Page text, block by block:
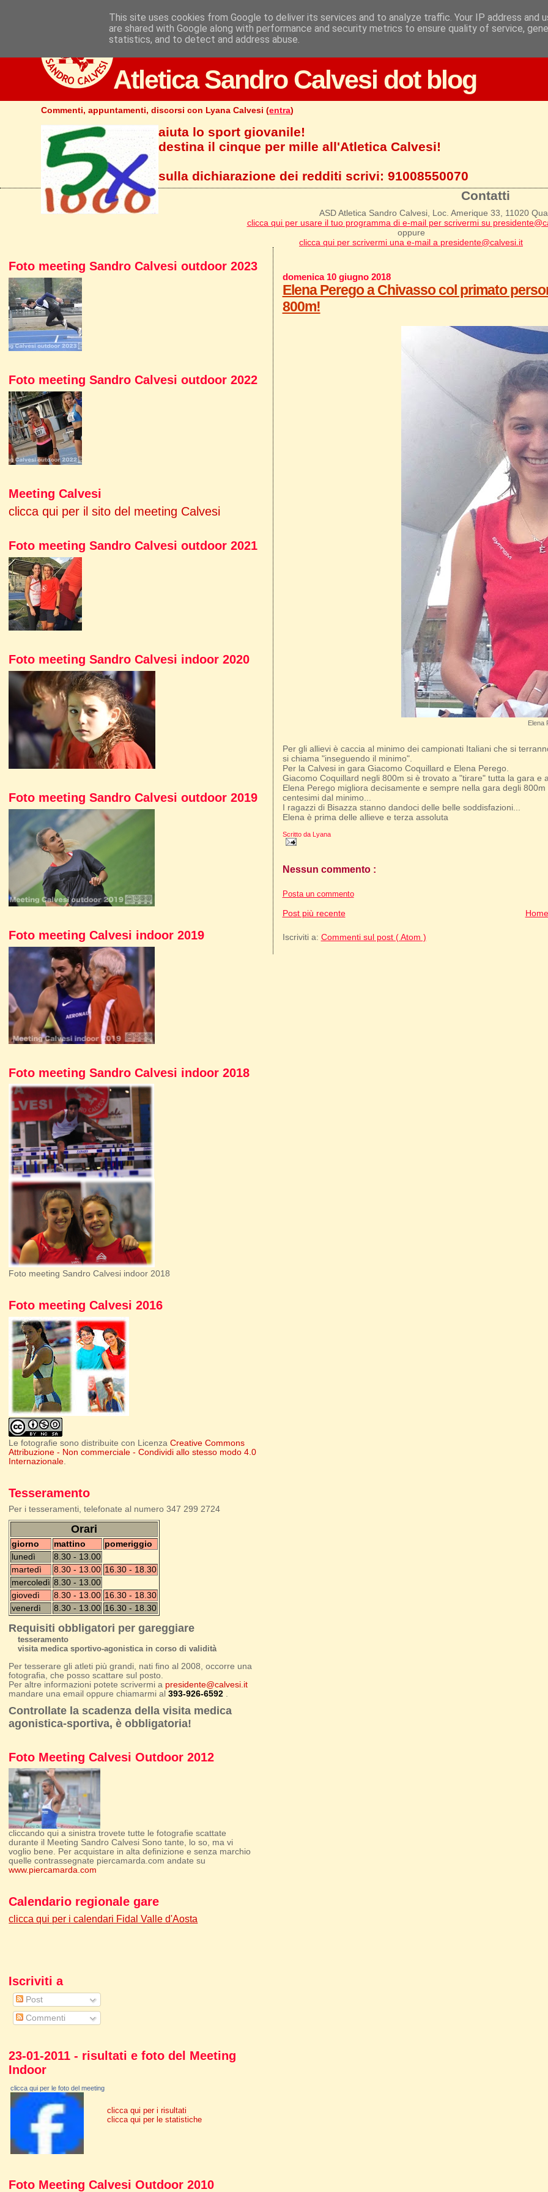
Atletica Sandro Calvesi dot blog
Commenti, appuntamenti, discorsi con Lyana Calvesi (entra)
aiuta lo sport giovanile!
destina il cinque per mille all'Atletica Calvesi!
sulla dichiarazione dei redditi scrivi:91008550070
Contatti
ASD Atletica Sandro Calvesi, Loc. Amerique 33, 11020
clicca qui per usare il tuo programma di e-mail per scrivermi su
oppure
clicca qui per scrivermi una e-mail a presidente@calvesi.it
domenica 10 giugno 2018
Elena Perego a Chivasso col primato
800m!
Elena
Per gli allievi è caccia al minimo dei campionati Italiani che si
si chiama "inseguendo il minimo".
Per la Calvesi in gara Giacomo Coquillard e Elena Perego.
Giacomo Coquillard negli 800m si è trovato a "tirare" tutta la gara e
Elena Perego migliora decisamente e sempre nella gara degli
centesimi dal minimo...
I ragazzi di Bisazza stanno dandoci delle belle soddisfazioni...
Elena è prima delle allieve e terza assoluta
Scritto da Lyana
Nessun commento :
Posta un commento
Post più recente
Iscriviti a: Commenti sul post ( Atom )
Foto meeting Sandro Calvesi outdoor 2023
Foto meeting Sandro Calvesi outdoor 2022
Meeting Calvesi
clicca qui per il sito del meeting Calvesi
Foto meeting Sandro Calvesi outdoor 2021
Foto meeting Sandro Calvesi indoor 2020
Foto meeting Sandro Calvesi outdoor 2019
Foto meeting Calvesi indoor 2019
Foto meeting Sandro Calvesi indoor 2018
Foto meeting Sandro Calvesi indoor 2018
Foto meeting Calvesi 2016
Le fotografie sono distribuite con LicenzaCreative Commons
Attribuzione - Non commerciale - Condividi allo stesso modo 4.0
Internazionale.
Tesseramento
Per i tesseramenti, telefonate al numero 347 299 2724
Orari
giorno mattino
pomeriggio
lunedì
8.30 - 13.00
martedì
8.30 - 13.00 16.30 - 18.30
mercoledì 8.30 - 13.00
giovedì
8.30 - 13.00 16.30 - 18.30
venerdì
8.30 - 13.00 16.30 - 18.30
Requisiti obbligatori per gareggiare
tesseramento
visita medica sportivo-agonistica in corso di validità
Per tesserare gli atleti più grandi, nati fino al 2008, occorre una
fotografia, che posso scattare sul posto.
Per altre informazioni potete scrivermi a presidente@calvesi.it
mandare una email oppure chiamarmi al393-926-6592
Controllate la scadenza della visita medica
agonistica-sportiva, è obbligatoria!
Foto Meeting Calvesi Outdoor 2012
cliccando qui a sinistra trovete tutte le fotografie scattate
durante il Meeting Sandro Calvesi Sono tante, lo so, ma vi
voglio bene. Per acquistare in alta definizione e senza marchio
quelle contrassegnate piercamarda.com andate su
www.piercamarda.com
Calendario regionale gare
clicca qui per i calendari Fidal Valle d'Aosta
Iscriviti a
Post
Commenti
23-01-2011 - risultati e foto del Meeting
Indoor
clicca qui per le foto del meeting
clicca qui per i risultati
clicca qui per le statistiche
Foto Meeting Calvesi Outdoor 2010
This site uses cookies from Google to deliver its services and to analyze traffic. Your IP address and
are shared with Google along with performance and security metrics to ensure quality of service,
statistics, and to detect and address abuse.